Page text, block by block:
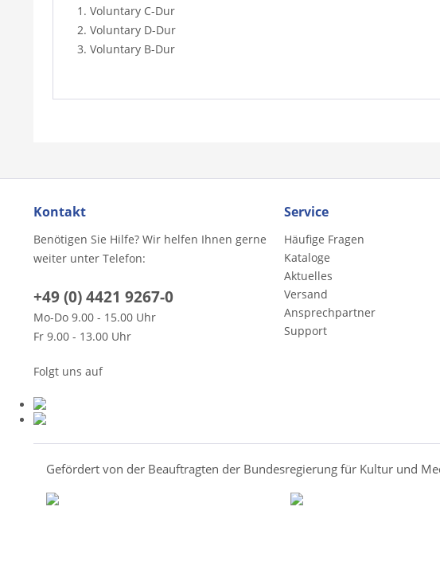
1. Voluntary C-Dur
2. Voluntary D-Dur
3. Voluntary B-Dur
Kontakt
Benötigen Sie Hilfe? Wir helfen Ihnen gerne
weiter unter Telefon:
+49 (0) 4421 9267-0
Mo-Do 9.00 - 15.00 Uhr
Fr 9.00 - 13.00 Uhr
Folgt uns auf
Service
Häufige Fragen
Kataloge
Aktuelles
Versand
Ansprechpartner
Support
Gefördert von der Beauftragten der Bundesregierung für Kultur und